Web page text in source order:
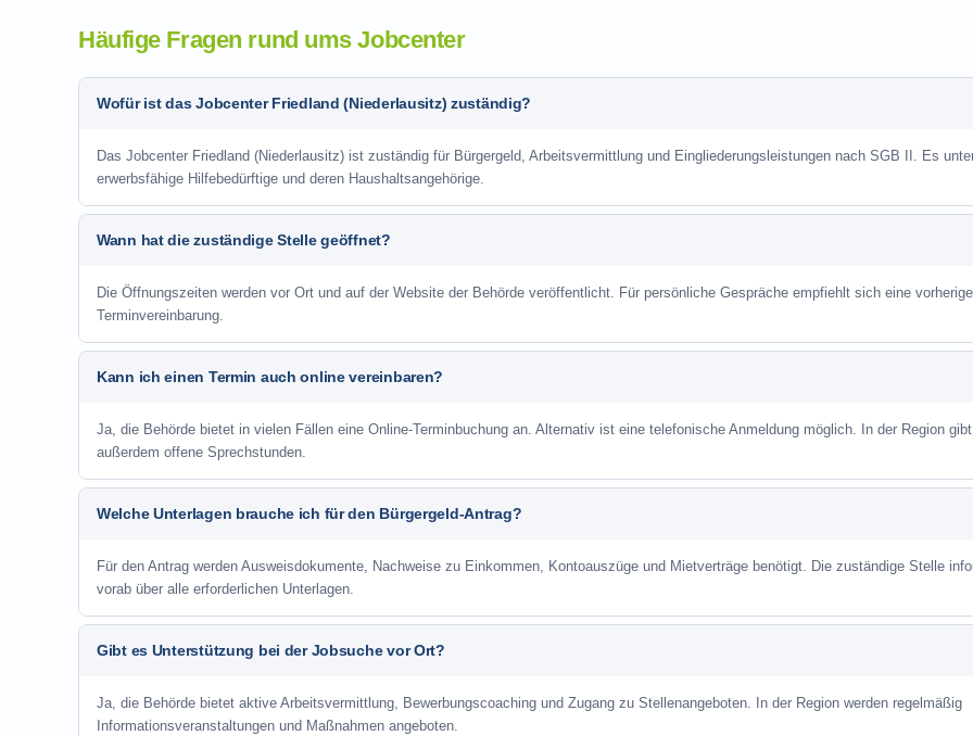
Häufige Fragen rund ums Jobcenter
Wofür ist das Jobcenter Friedland (Niederlausitz) zuständig?
Das Jobcenter Friedland (Niederlausitz) ist zuständig für Bürgergeld, Arbeitsvermittlung und Eingliederungsleistungen nach SGB II. Es
erwerbsfähige Hilfebedürftige und deren Haushaltsangehörige.
Wann hat die zuständige Stelle geöffnet?
Die Öffnungszeiten werden vor Ort und auf der Website der Behörde veröffentlicht. Für persönliche Gespräche empfiehlt sich eine vorherige
Terminvereinbarung.
Kann ich einen Termin auch online vereinbaren?
Ja, die Behörde bietet in vielen Fällen eine Online-Terminbuchung an. Alternativ ist eine telefonische Anmeldung möglich. In der Region
außerdem offene Sprechstunden.
Welche Unterlagen brauche ich für den Bürgergeld-Antrag?
Für den Antrag werden Ausweisdokumente, Nachweise zu Einkommen, Kontoauszüge und Mietverträge benötigt. Die zuständige Stelle
vorab über alle erforderlichen Unterlagen.
Gibt es Unterstützung bei der Jobsuche vor Ort?
Ja, die Behörde bietet aktive Arbeitsvermittlung, Bewerbungscoaching und Zugang zu Stellenangeboten. In der Region werden regelmäßig
Informationsveranstaltungen und Maßnahmen angeboten.